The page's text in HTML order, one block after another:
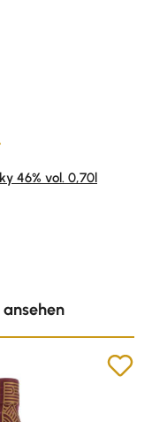
5 Sternen
46% vol. 0,70l